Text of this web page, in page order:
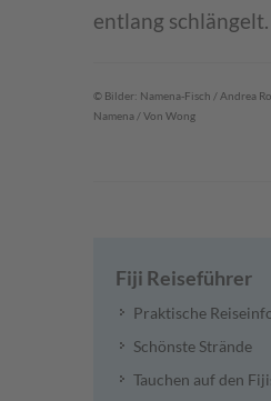
entlang schlängelt.
© Bilder: Namena-Fisch / Andrea
Namena / Von Wong
Fiji Reiseführer
Praktische
Schönste Strände
Tauchen auf den